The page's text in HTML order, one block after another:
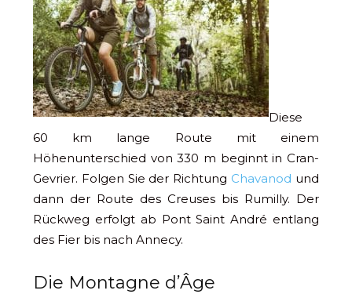
Diese
60 km lange Route mit einem
Höhenunterschied von 330 m beginnt in Cran-
Gevrier. Folgen Sie der Richtung Chavanod und
dann der Route des Creuses bis Rumilly. Der
Rückweg erfolgt ab Pont Saint André entlang
des Fier bis nach Annecy.
Die Montagne d’Âge